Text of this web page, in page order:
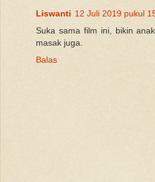
Liswanti 12 Juli 2019 pukul
Suka sama film ini, bikin
masak juga.
Balas